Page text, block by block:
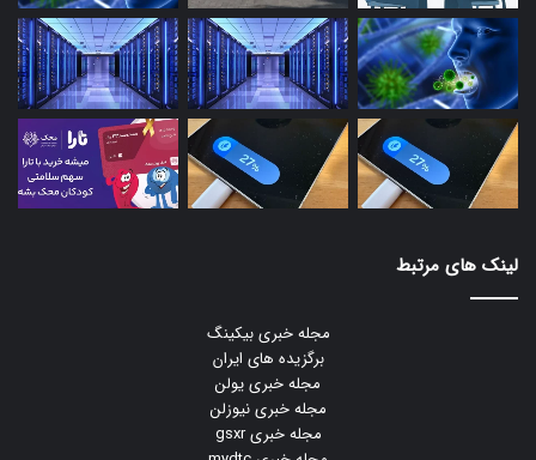
لینک های مرتبط
مجله خبری بیکینگ
برگزیده های ایران
مجله خبری یولن
مجله خبری نیوزلن
مجله خبری gsxr